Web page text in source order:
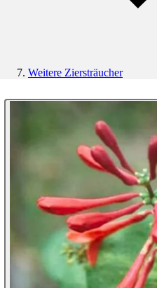
Weitere Ziersträucher